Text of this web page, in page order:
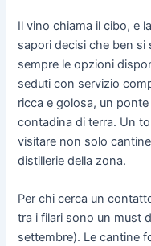
Il vino chiama il cibo, e
sapori decisi che ben
sempre le opzioni
seduti con servizio
ricca e golosa, un
contadina di terra. Un
visitare non solo
distillerie della zona.
Per chi cerca un
tra i filari sono un must
settembre). Le cantine